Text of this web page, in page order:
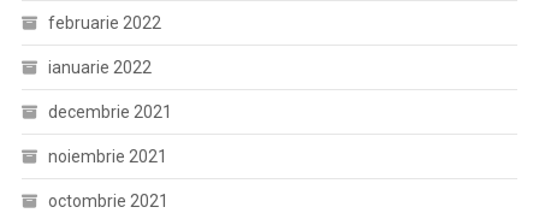
februarie 2022
ianuarie 2022
decembrie 2021
noiembrie 2021
octombrie 2021